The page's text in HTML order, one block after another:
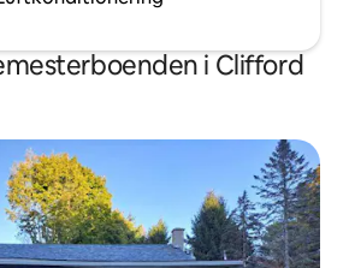
i Clifford